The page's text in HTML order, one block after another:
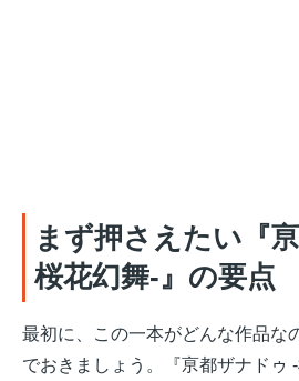
まず押さえたい『
桜花幻舞-』の要点
最初に、この一本がどんな作品な
でおきましょう。『亰都ザナドゥ